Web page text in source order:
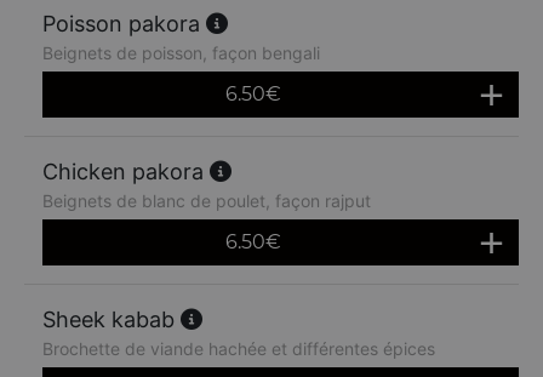
Poisson pakora
Beignets de poisson, façon bengali
6.50€
Chicken pakora
Beignets de blanc de poulet, façon rajput
6.50€
Sheek kabab
Brochette de viande hachée et différentes épices